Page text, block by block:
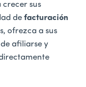
crecer sus
de facturación
ofrezca a sus
afiliarse y